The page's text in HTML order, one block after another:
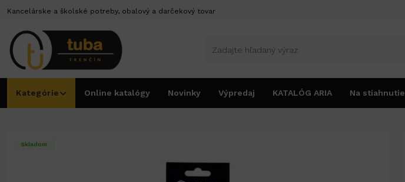
Kancelárske a školské potreby, obalový a darčekový tovar
Kategórie Online katalógy Novinky Výpredaj KATALÓG ARIA Na stiahnutie
Dom a bývanie Teplomer Caldo izbový drevený 05177
Skladom